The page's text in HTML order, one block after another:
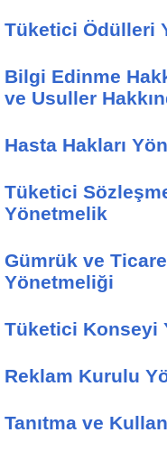
Tüketici Ödülleri
Bilgi Edinme
ve Usuller
Hasta Hakları
Tüketici
Yönetmelik
Gümrük ve
Yönetmeliği
Tüketici Konseyi
Reklam Kurulu
Tanıtma ve